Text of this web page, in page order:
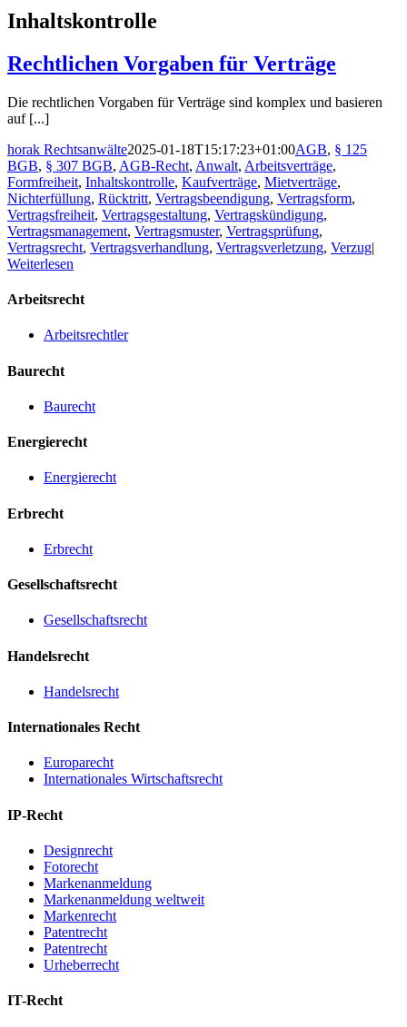
Inhaltskontrolle
Rechtlichen Vorgaben für Verträge
Die rechtlichen Vorgaben für Verträge sind komplex und basieren
auf [...]
horak Rechtsanwälte2025-01-18T15:17:23+01:00AGB, § 125
BGB, § 307 BGB, AGB-Recht, Anwalt, Arbeitsverträge,
Formfreiheit, Inhaltskontrolle, Kaufverträge, Mietverträge,
Nichterfüllung, Rücktritt, Vertragsbeendigung, Vertragsform,
Vertragsfreiheit, Vertragsgestaltung, Vertragskündigung,
Vertragsmanagement, Vertragsmuster, Vertragsprüfung,
Vertragsrecht, Vertragsverhandlung, Vertragsverletzung, Verzug|
Weiterlesen
Arbeitsrecht
Arbeitsrechtler
Baurecht
Baurecht
Energierecht
Energierecht
Erbrecht
Erbrecht
Gesellschaftsrecht
Gesellschaftsrecht
Handelsrecht
Handelsrecht
Internationales Recht
Europarecht
Internationales Wirtschaftsrecht
IP-Recht
Designrecht
Fotorecht
Markenanmeldung
Markenanmeldung weltweit
Markenrecht
Patentrecht
Patentrecht
Urheberrecht
IT-Recht